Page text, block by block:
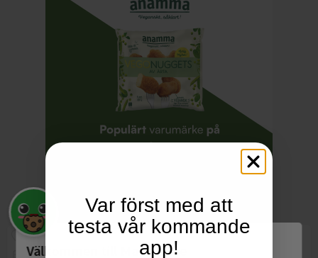
Välkommen till Matspar.se
Var först med att
testa vår kommande
app!